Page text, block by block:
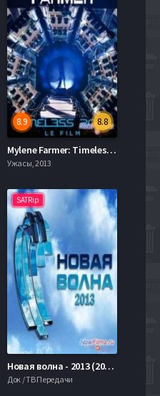
8.8
8.9
Mylene Farmer: Timeless 2013 - Le Film (2013)
Ужасы, 2013
SATRip
Новая волна - 2013 (2013)
Док / ТВ Передачи